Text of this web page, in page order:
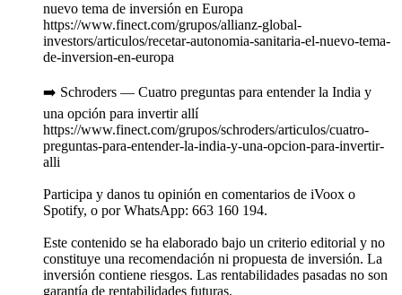
nuevo tema de inversión en Europa
https://www.finect.com/grupos/allianz-global-
investors/articulos/recetar-autonomia-sanitaria-el-nuevo-tema-
de-inversion-en-europa
➡️ Schroders — Cuatro preguntas para entender la India y
una opción para invertir allí
https://www.finect.com/grupos/schroders/articulos/cuatro-
preguntas-para-entender-la-india-y-una-opcion-para-invertir-
alli
Participa y danos tu opinión en comentarios de iVoox o
Spotify, o por WhatsApp: 663 160 194.
Este contenido se ha elaborado bajo un criterio editorial y no
constituye una recomendación ni propuesta de inversión. La
inversión contiene riesgos. Las rentabilidades pasadas no son
garantía de rentabilidades futuras.